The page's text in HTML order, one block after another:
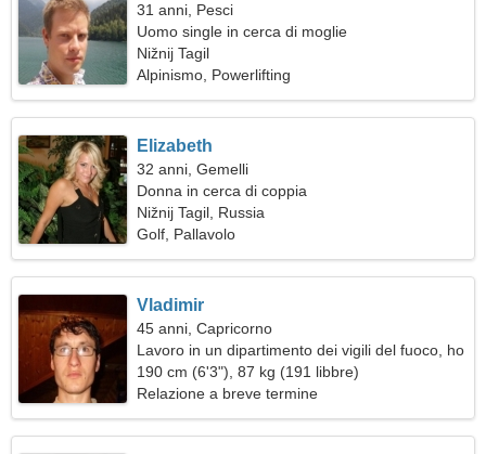
31 anni, Pesci
Uomo single in cerca di moglie
Nižnij Tagil
Alpinismo, Powerlifting
Elizabeth
32 anni, Gemelli
Donna in cerca di coppia
Nižnij Tagil, Russia
Golf, Pallavolo
Vladimir
45 anni, Capricorno
Lavoro in un dipartimento dei vigili del fuoco, ho
bisogno di una donna perfetta
190 cm (6'3"), 87 kg (191 libbre)
Relazione a breve termine